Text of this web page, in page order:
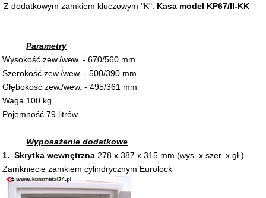
Z dodatkowym zamkiem kluczowym "K". Kasa model KP67/II-KK
Parametry
Wysokość zew./wew. - 670/560 mm
Szerokość zew./wew. - 500/390 mm
Głębokość zew./wew. - 495/361 mm
Waga 100 kg.
Pojemność 79 litrów
Wyposażenie dodatkowe
1. Skrytka wewnętrzna 278 x 387 x 315 mm (wys. x szer. x gł.).
Zamkniecie zamkiem cylindrycznym Eurolock